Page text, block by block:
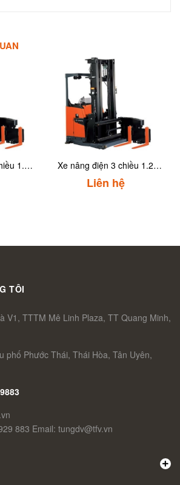
1.5
Xe nâng điện 3 chiều 1.25
tấn Toyota 8RFBA12
Liên hệ
TÔI
V1, TTTM Mê Linh Plaza, TT Quang Minh,
phố Phước Thái, Thái Hòa, Tân Uyên,
883 Email: tungdv@tfv.vn